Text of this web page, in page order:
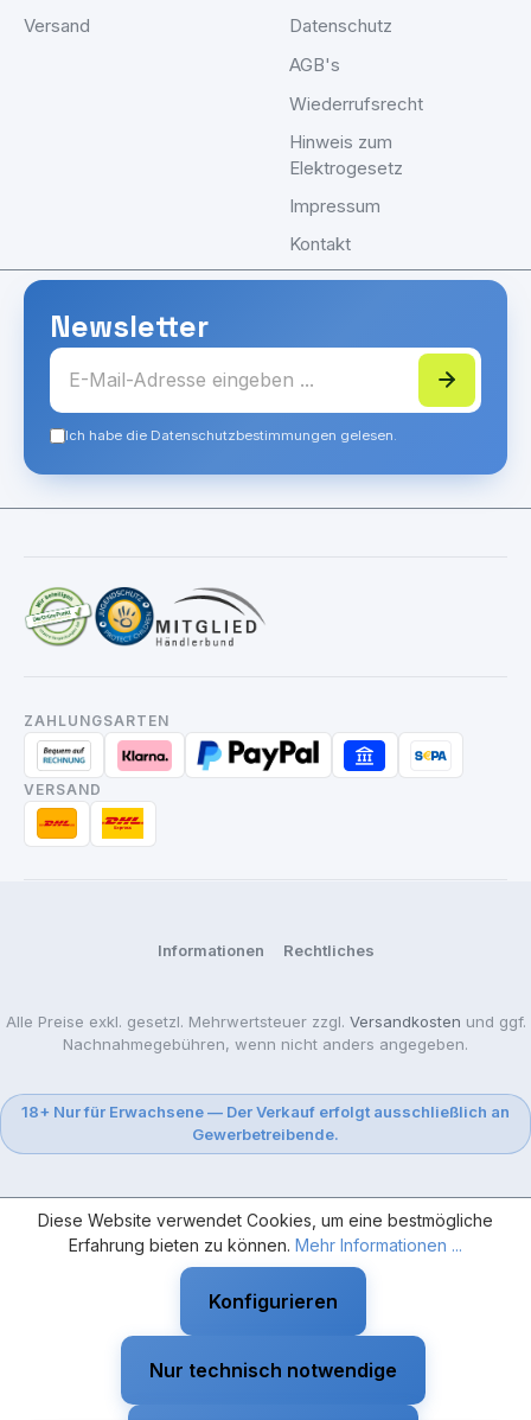
Versand
Datenschutz
AGB's
Wiederrufsrecht
Hinweis zum
Elektrogesetz
Impressum
Kontakt
Newsletter
Ich habe die Datenschutzbestimmungen gelesen.
ZAHLUNGSARTEN
VERSAND
Informationen Rechtliches
Alle Preise exkl. gesetzl. Mehrwertsteuer zzgl. Versandkosten und ggf.
Nachnahmegebühren, wenn nicht anders angegeben.
18+ Nur für Erwachsene — Der Verkauf erfolgt ausschließlich an
Gewerbetreibende.
Diese Website verwendet Cookies, um eine bestmögliche
Erfahrung bieten zu können. Mehr Informationen ...
Nur technisch notwendige
Konfigurieren